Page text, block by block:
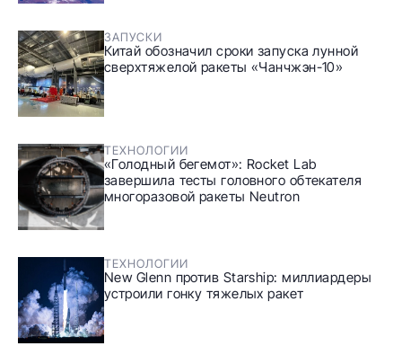
ЗАПУСКИ
Китай обозначил сроки запуска лунной
сверхтяжелой ракеты «Чанчжэн-10»
ТЕХНОЛОГИИ
«Голодный бегемот»: Rocket Lab
завершила тесты головного обтекателя
многоразовой ракеты Neutron
ТЕХНОЛОГИИ
New Glenn против Starship: миллиардеры
устроили гонку тяжелых ракет